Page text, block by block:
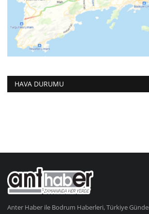
HAVA DURUMU
Anter Haber ile Bodrum Haberleri, Türkiye